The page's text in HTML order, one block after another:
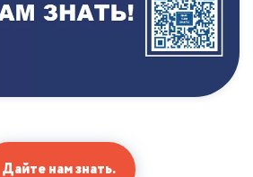
Дайте нам знать.